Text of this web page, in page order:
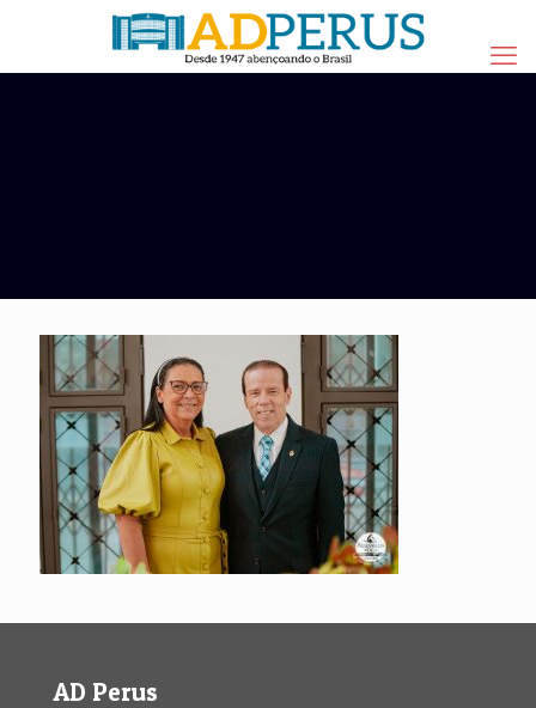
AD Perus